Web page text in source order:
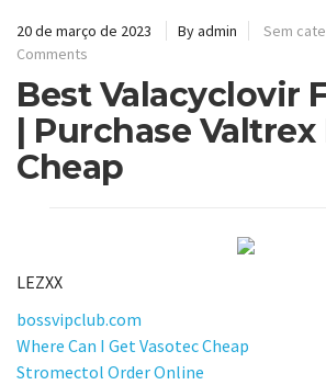
20 de março de 2023 By admin Sem
Comments
Best Valacyclovir
| Purchase Valtrex
Cheap
LEZXX
bossvipclub.com
Where Can I Get Vasotec Cheap
Stromectol Order Online